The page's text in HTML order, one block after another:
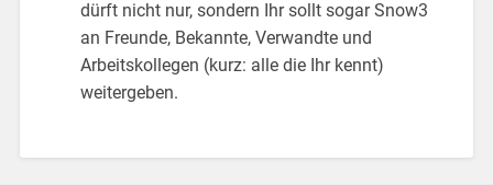
dürft nicht nur, sondern Ihr sollt sogar Snow3
an Freunde, Bekannte, Verwandte und
Arbeitskollegen (kurz: alle die Ihr kennt)
weitergeben.